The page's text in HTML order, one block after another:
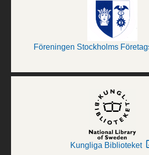
Föreningen Stockholms
Kungliga Biblioteket